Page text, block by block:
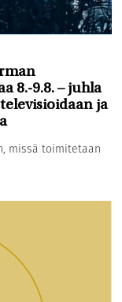
8.-9.8. – juhla
ja
missä toimitetaan